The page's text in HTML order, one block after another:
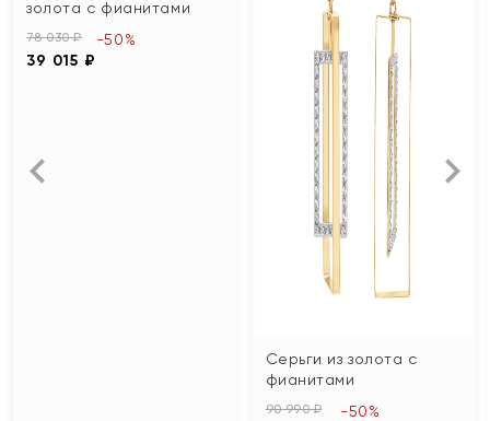
золота с фианитами
78 030 ₽
39 015 ₽
-50%
Серьги из золота с
фианитами
90 990 ₽ -50%